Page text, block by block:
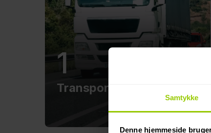
Samtykke
Denne hjemmeside
1
Transport og logistik